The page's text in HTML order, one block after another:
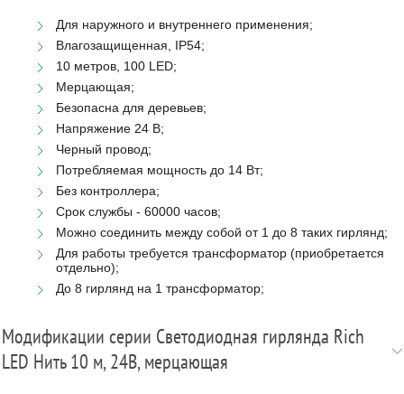
Для наружного и внутреннего применения;
Влагозащищенная, IP54;
10 метров, 100 LED;
Мерцающая;
Безопасна для деревьев;
Напряжение 24 В;
Черный провод;
Потребляемая мощность до 14 Вт;
Без контроллера;
Срок службы - 60000 часов;
Можно соединить между собой от 1 до 8 таких гирлянд;
Для работы требуется трансформатор (приобретается
отдельно);
До 8 гирлянд на 1 трансформатор;
Модификации серии Светодиодная гирлянда Rich
LED Нить 10 м, 24В, мерцающая